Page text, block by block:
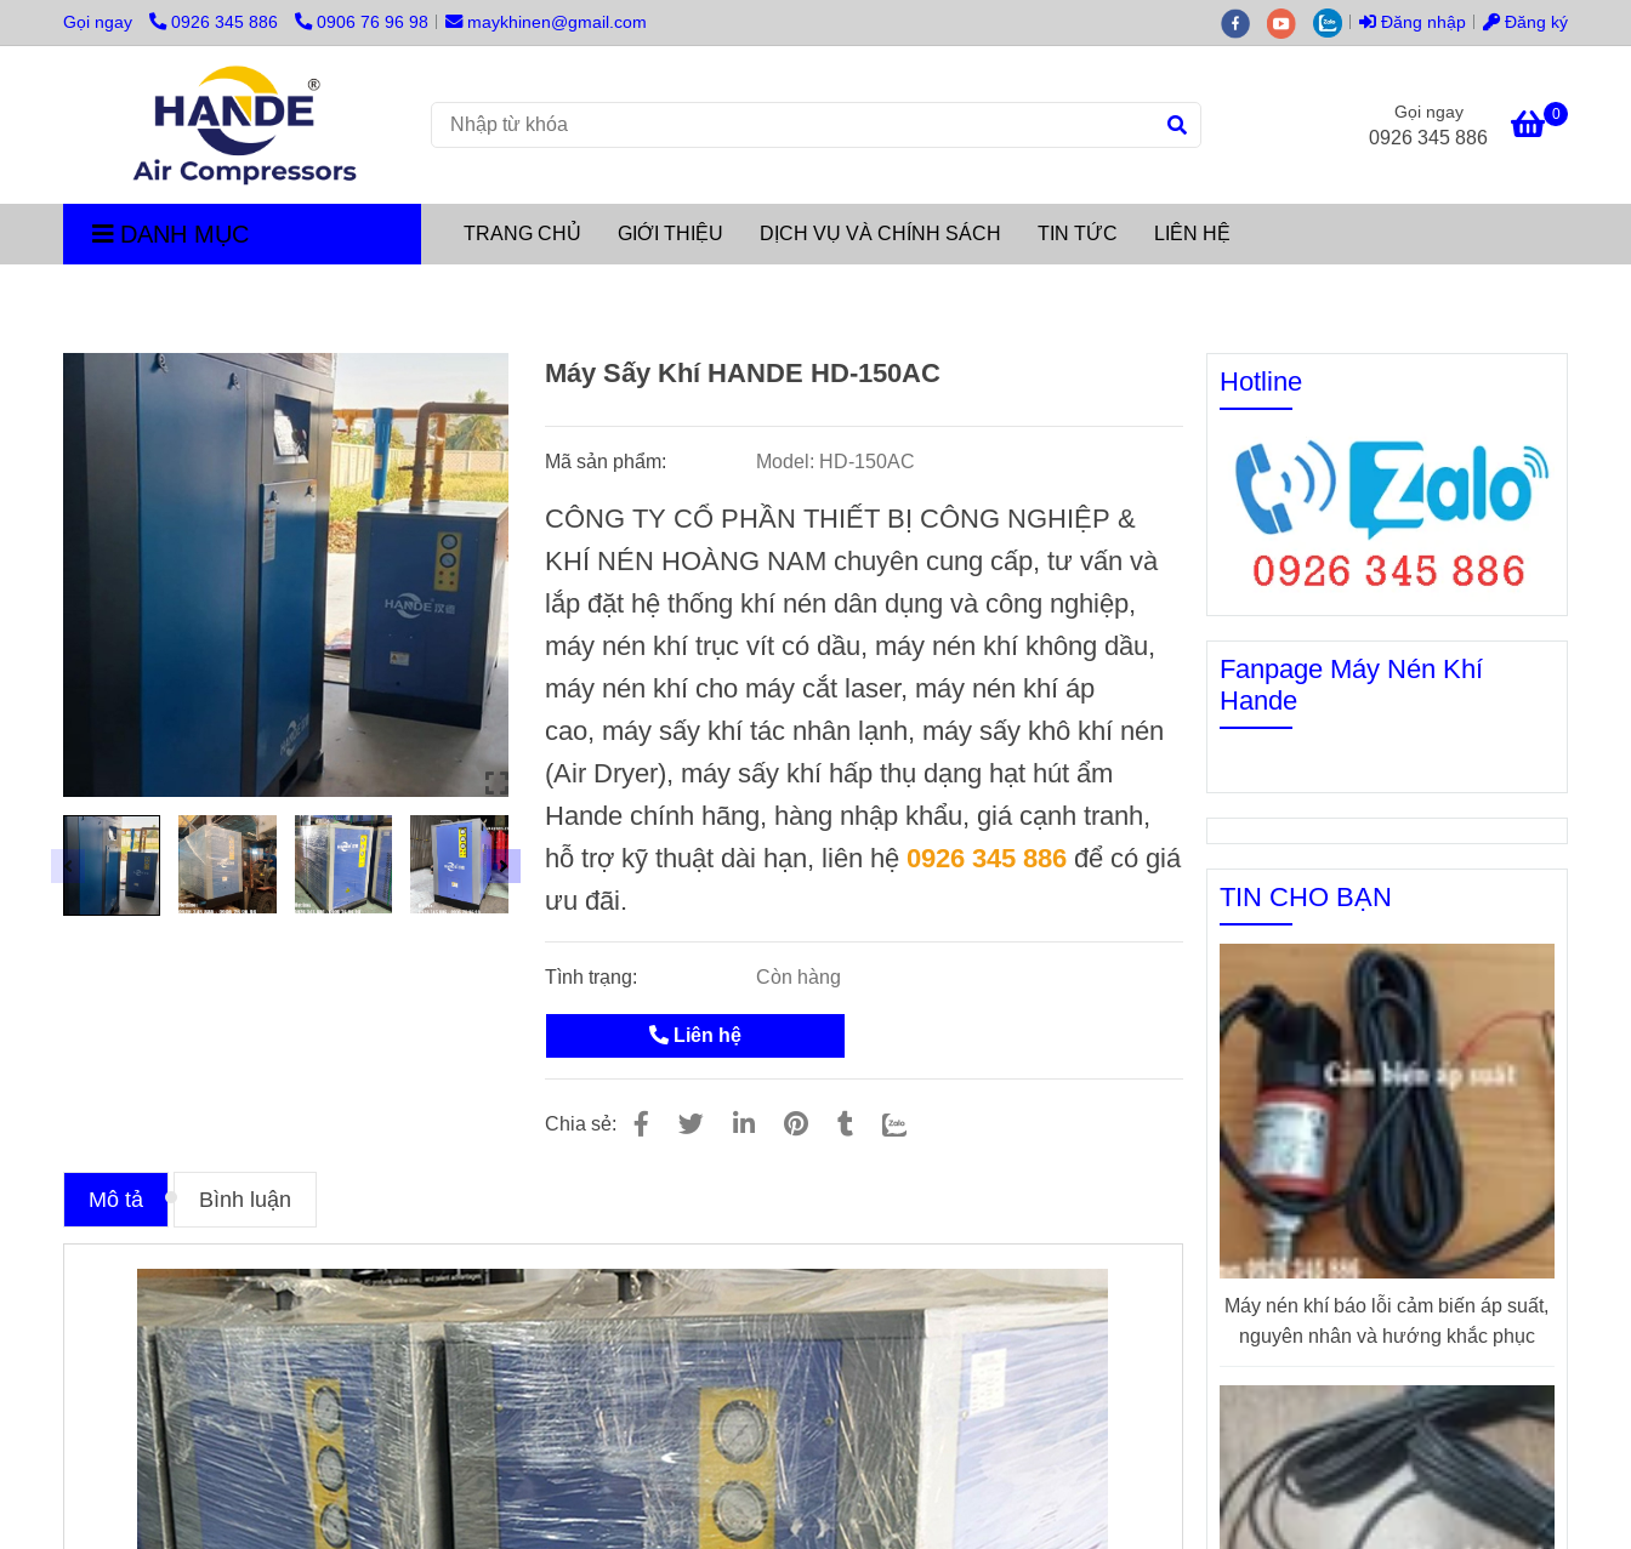
Gọi ngay 0926 345 886 0906 76 96 98 maykhinen@gmail.com Đăng nhập Đăng ký
Gọi ngay
0926 345 886
0
DANH MỤC TRANG CHỦ GIỚI THIỆU DỊCH VỤ VÀ CHÍNH SÁCH TIN TỨC LIÊN HỆ
Máy Sấy Khí HANDE HD-150AC
Mã sản phẩm: Model: HD-150AC
CÔNG TY CỔ PHẦN THIẾT BỊ CÔNG NGHIỆP &
KHÍ NÉN HOÀNG NAM chuyên cung cấp, tư vấn và
lắp đặt hệ thống khí nén dân dụng và công nghiệp,
máy nén khí trục vít có dầu, máy nén khí không dầu,
máy nén khí cho máy cắt laser, máy nén khí áp
cao, máy sấy khí tác nhân lạnh, máy sấy khô khí nén
(Air Dryer), máy sấy khí hấp thụ dạng hạt hút ẩm
Hande chính hãng, hàng nhập khẩu, giá cạnh tranh,
hỗ trợ kỹ thuật dài hạn, liên hệ 0926 345 886để có giá
ưu đãi.
Tình trạng: Còn hàng
Liên hệ
Chia sẻ:
Mô tả Bình luận
Hotline
Fanpage Máy Nén Khí
Hande
TIN CHO BẠN
Máy nén khí báo lỗi cảm biến áp suất,
nguyên nhân và hướng khắc phục